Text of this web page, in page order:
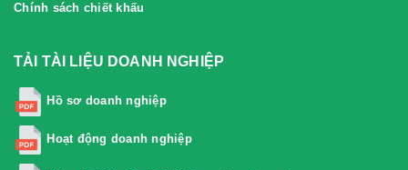
Chính sách chiết khấu
TẢI TÀI LIỆU DOANH NGHIỆP
Hồ sơ doanh nghiệp
Hoạt động doanh nghiệp